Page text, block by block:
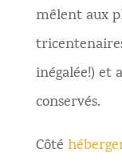
mêlent aux
inégalée!) et
conservés.
Côté